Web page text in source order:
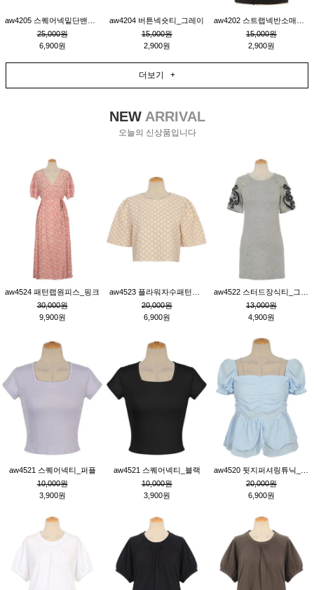
25,000원
6,900원
aw4204 버튼넥숏티_그레이
15,000원
2,900원
15,000원
2,900원
더보기 +
NEWARRIVAL
오늘의 신상품입니다
aw4524 패턴랩원피스_핑크
30,000원
9,900원
20,000원
6,900원
13,000원
4,900원
aw4521 스퀘어넥티_퍼플
10,000원
3,900원
aw4521 스퀘어넥티_블랙
10,000원
3,900원
20,000원
6,900원